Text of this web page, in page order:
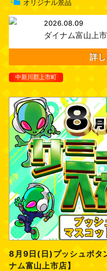
└ オリジナル景品
2026.08.09
ダイナム富山上
詳
中新川郡上市町
8月9日(日)プッシュボタ
ナム富山上市店】